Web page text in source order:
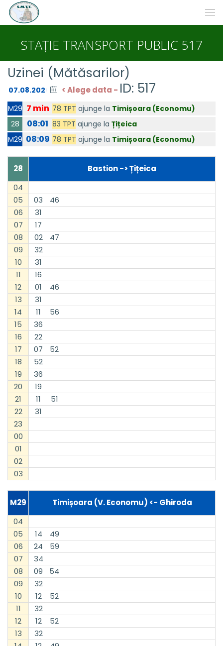
STAȚIE TRANSPORT PUBLIC 517
Uzinei (Mătăsarilor)
< Alege data - ID: 517
M29 7 min 78 TPT ajunge la Timișoara (Economu)
28
08:01 83 TPT ajunge la Țițeica
M29 08:09 78 TPT ajunge la Timișoara (Economu)
28
Bastion -> Țițeica
04
05
03
46
06
31
07
17
08
02
47
09
32
10
31
11
16
12
01
46
13
31
14
11
56
15
36
16
22
17
07
52
18
52
19
36
20
19
21
11
51
22
31
23
00
01
02
03
M29
Timișoara (V. Economu) <- Ghiroda
04
05
14
49
06
24
59
07
34
08
09
54
09
32
10
12
52
11
32
12
12
52
13
32